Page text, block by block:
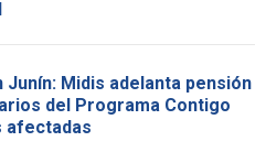
Junín: Midis adelanta pensión
del Programa Contigo
afectadas